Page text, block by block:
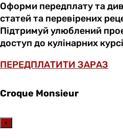
Оформи передплату та
статей та перевірених
Підтримуй улюблений
доступ до кулінарних
ПЕРЕДПЛАТИТИ ЗАРАЗ
Croque Monsieur
×